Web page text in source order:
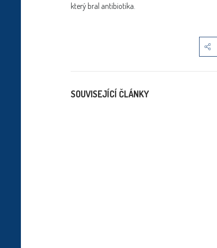
který bral antibiotika.
SOUVISEJÍCÍ ČLÁNKY